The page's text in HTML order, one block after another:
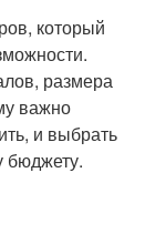
который
размера
важно
и выбрать
бюджету.